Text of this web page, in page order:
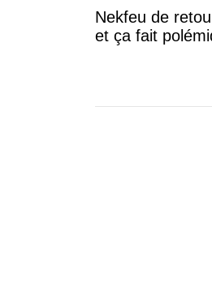
Nekfeu de
et ça fait